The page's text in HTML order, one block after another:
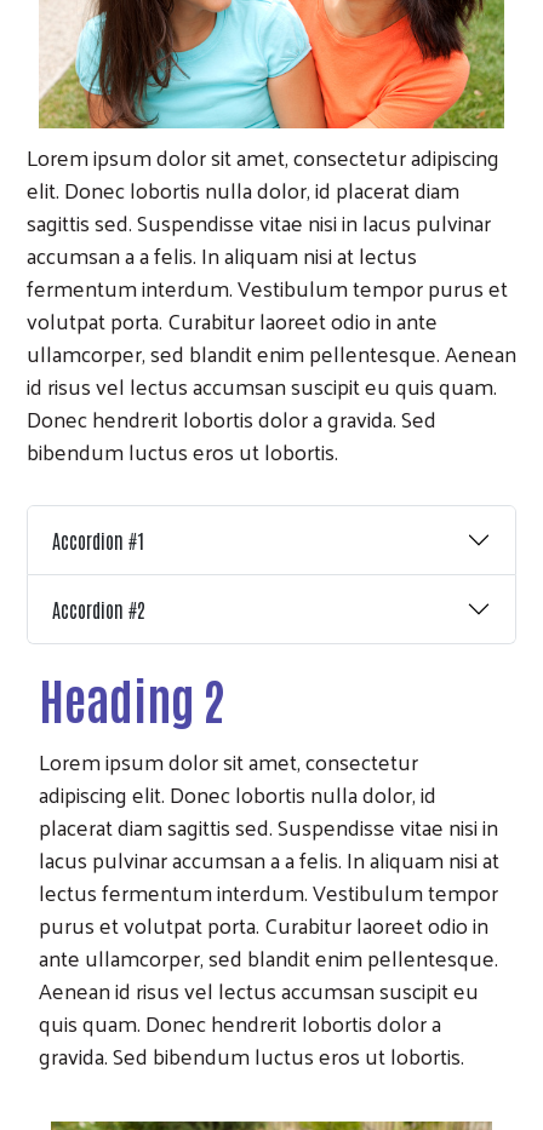
Search
Lorem ipsum dolor sit amet, consectetur adipiscing
elit. Donec lobortis nulla dolor, id placerat diam
sagittis sed. Suspendisse vitae nisi in lacus pulvinar
accumsan a a felis. In aliquam nisi at lectus
fermentum interdum. Vestibulum tempor purus et
volutpat porta. Curabitur laoreet odio in ante
ullamcorper, sed blandit enim pellentesque. Aenean
id risus vel lectus accumsan suscipit eu quis quam.
Donec hendrerit lobortis dolor a gravida. Sed
bibendum luctus eros ut lobortis.
Accordion #1
Accordion #2
Heading 2
Lorem ipsum dolor sit amet, consectetur
adipiscing elit. Donec lobortis nulla dolor, id
placerat diam sagittis sed. Suspendisse vitae nisi in
lacus pulvinar accumsan a a felis. In aliquam nisi at
lectus fermentum interdum. Vestibulum tempor
purus et volutpat porta. Curabitur laoreet odio in
ante ullamcorper, sed blandit enim pellentesque.
Aenean id risus vel lectus accumsan suscipit eu
quis quam. Donec hendrerit lobortis dolor a
gravida. Sed bibendum luctus eros ut lobortis.